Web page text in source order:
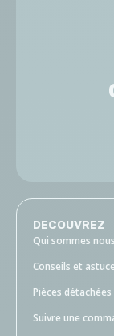
DECOUVREZ
Qui sommes
Conseils et
Pièces détachées
Suivre une